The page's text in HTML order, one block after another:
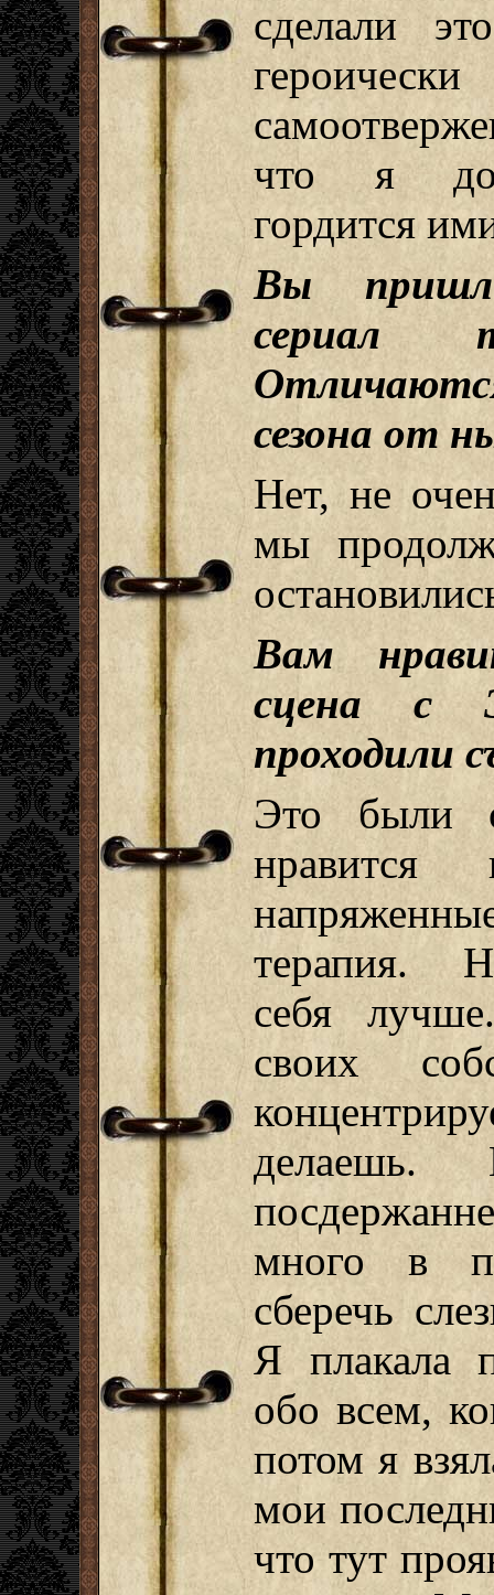
сделали
что я
гордится
Вы
сериал
сезона от
Нет, не
мы
Вам
сцена с
проходили
Это были
нравится
терапия.
себя
своих
много в
сберечь
Я плакала
обо всем,
потом я
мои
что тут